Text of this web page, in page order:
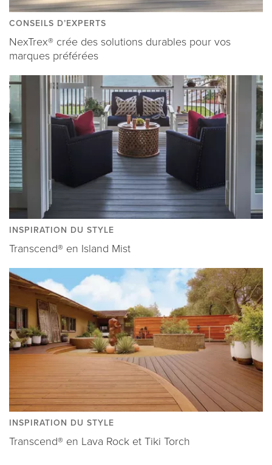
CONSEILS D’EXPERTS
NexTrex® crée des solutions durables pour vos
marques préférées
INSPIRATION DU STYLE
Transcend® en Island Mist
INSPIRATION DU STYLE
Transcend® en Lava Rock et Tiki Torch